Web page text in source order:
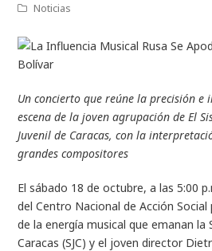
Noticias
Un concierto que reúne la precisión e
escena de la joven agrupación de El
Juvenil de Caracas, con la
grandes compositores
El sábado 18 de octubre, a las 5:00
del Centro Nacional de Acción
de la energía musical que emanan la
Caracas (SJC) y el joven director